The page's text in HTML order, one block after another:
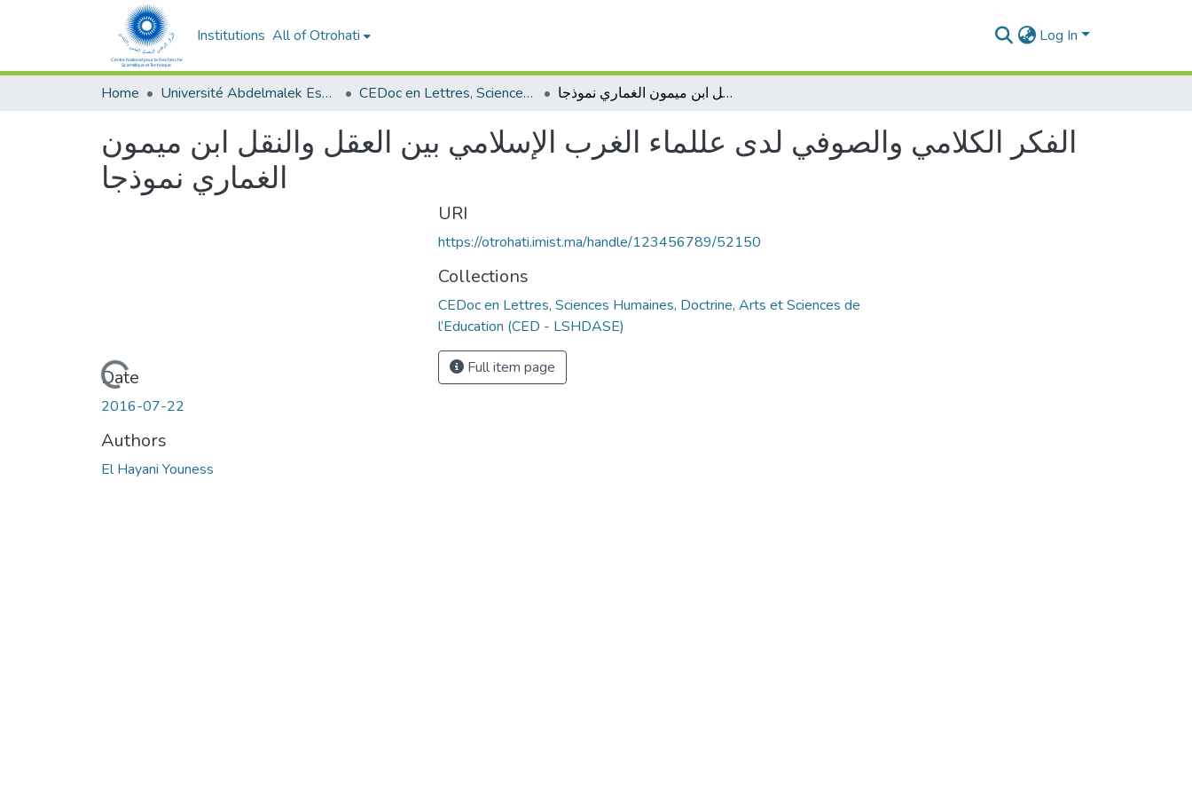
Institutions All of Otrohati Log In
Home Université Abdelmalek Essaâdi - Tétouan CEDoc en Lettres, Sciences Humaines, Doctrine, Arts et Sciences de l’Education (CED - LSHDASE) الفكر الكلامي والصوفي لدى عللماء الغرب الإسلامي بين العقل والنقل ابن ميمون الغماري نموذجا
الفكر الكلامي والصوفي لدى عللماء الغرب الإسلامي بين العقل والنقل ابن ميمون
الغماري نموذجا
Loading...
Date
2016-07-22
Authors
El Hayani Youness
URI
https://otrohati.imist.ma/handle/123456789/52150
Collections
CEDoc en Lettres, Sciences Humaines, Doctrine, Arts et Sciences de
l’Education (CED - LSHDASE)
Full item page